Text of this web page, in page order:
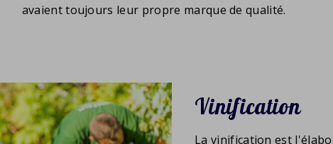
avaient toujours leur propre marque de qualité.
Vinification
La vinification est